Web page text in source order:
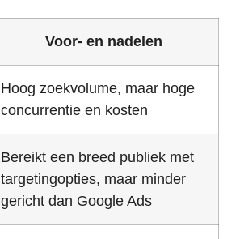
Voor- en nadelen
Hoog zoekvolume, maar hoge
concurrentie en kosten
Bereikt een breed publiek met
targetingopties, maar minder
gericht dan Google Ads